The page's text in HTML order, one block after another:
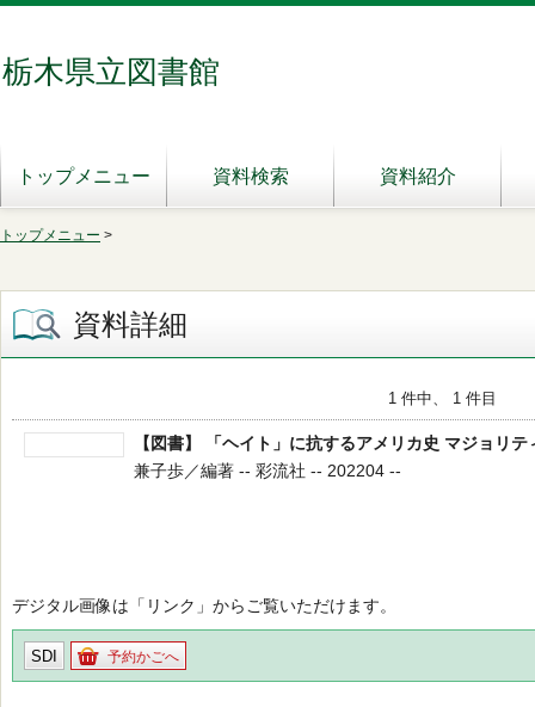
栃木県立図書館
トップメニュー 資料検索 資料紹介
トップメニュー >
資料詳細
1 件中、 1 件目
【図書】 「ヘイト」に抗するアメリカ史 マジョリテ
兼子歩／編著 -- 彩流社 -- 202204 --
デジタル画像は「リンク」からご覧いただけます。
SDI 予約かごへ